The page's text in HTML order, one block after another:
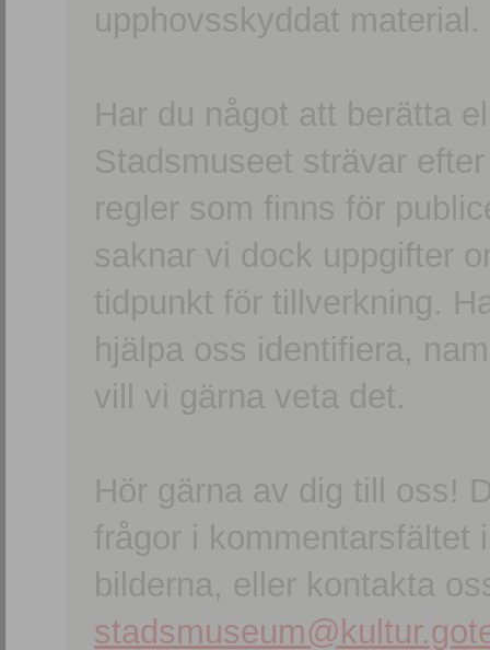
upphovsskyddat material.
Har du något att berätta
Stadsmuseet strävar
regler som finns för
saknar vi dock uppgifter
tidpunkt för tillverkning.
hjälpa oss identifiera,
vill vi gärna veta det.
Hör gärna av dig till oss!
frågor i kommentarsfältet
bilderna, eller kontakta